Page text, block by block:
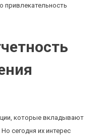
привлекательность
которые вкладывают
сегодня их интерес